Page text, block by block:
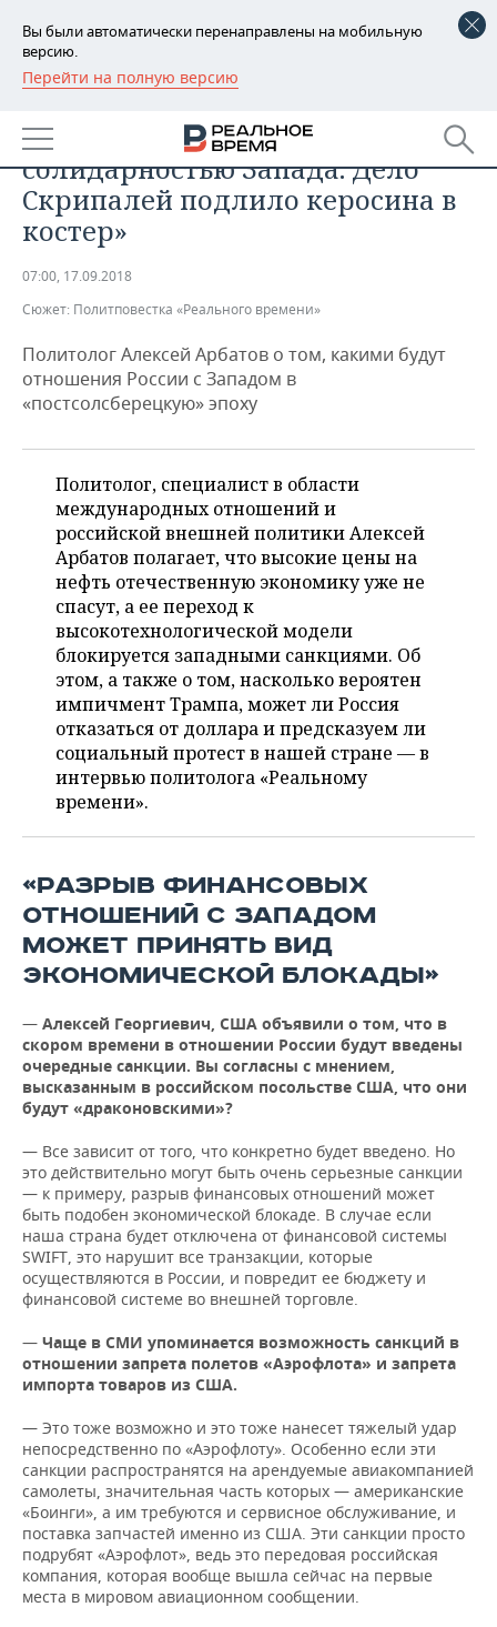
Вы были автоматически перенаправлены на мобильную
версию.
Перейти на полную версию
РЕГИОНЫ
БАШКОРТОСТАН
ТАТАРСТАН
УДМУРТИЯ
НОВОСТИ
АНАЛИТИКА
НОВОСТИ АНАЛИТИКИ
ДЕКЛАРАЦИИ О ДОХОДАХ
ВУЗЫ ТАТАРСТАНА
ТОРГОВЫЕ ЦЕНТРЫ
ЭКОНОМИКА
НОВОСТИ ЭКОНОМИКИ
БАНКИ
ИНВЕСТИЦИИ
ПРОМЫШЛЕННОСТЬ
ПРОМЫШЛЕННОСТИ
АГРОПРОМ
МАШИНОСТРОЕНИЕ
НЕФТЕХИМИЯ
НЕФТЬ
ОПК
ЭНЕРГЕТИКА
НОВОСТИ НЕДВИЖИМОСТИ
АВТО
НОВОСТИ БИЗНЕСА
РОЗНИЧНАЯ ТОРГОВЛЯ
ТРАНСПОРТ
УСЛУГИ
ТЕХНОЛОГИИ
НОВОСТИ ТЕХНОЛОГИЙ
МЕДИА
ТЕЛЕКОММУНИКАЦИИ
МЕРОПРИЯТИЯ
НОВОСТИ МЕРОПРИЯТИЙ
ВЫЕЗДНАЯ РЕДАКЦИЯ
БИЗНЕС-БРАНЧИ
ONLINE-КОНФЕРЕНЦИИ
ОТКРЫТАЯ ЛЕКЦИЯ
СПОРТ
НОВОСТИ СПОРТА
ФУТБОЛ
БАСКЕТБОЛ
КИБЕРСПОРТ
ФИГУРНОЕ КАТАНИЕ
ХОККЕЙ С МЯЧОМ
ОБЩЕСТВО
НОВОСТИ ОБЩЕСТВА
ИНФРАСТРУКТУРА
КУЛЬТУРА
МЕДИЦИНА
ПРОИСШЕСТВИЯ
ФОТОГАЛЕРЕЯ
СЮЖЕТЫ
СПРАВОЧНИК
СПИСОК КОМПАНИЙ
«Мы имеем дело с
солидарностью Запада. Дело
Скрипалей подлило керосина в
костер»
07:00, 17.09.2018
Сюжет: Политповестка «Реального времени»
Политолог Алексей Арбатов о том, какими будут
отношения России с Западом в
«постсолсберецкую» эпоху
Политолог, специалист в области
международных отношений и
российской внешней политики Алексей
Арбатов полагает, что высокие цены на
нефть отечественную экономику уже не
спасут, а ее переход к
высокотехнологической модели
блокируется западными санкциями. Об
этом, а также о том, насколько вероятен
импичмент Трампа, может ли Россия
отказаться от доллара и предсказуем ли
социальный протест в нашей стране — в
интервью политолога «Реальному
времени».
«РАЗРЫВ ФИНАНСОВЫХ
ОТНОШЕНИЙ С ЗАПАДОМ
МОЖЕТ ПРИНЯТЬ ВИД
ЭКОНОМИЧЕСКОЙ БЛОКАДЫ»
— Алексей Георгиевич, США объявили о том, что в
скором времени в отношении России будут введены
очередные санкции. Вы согласны с мнением,
высказанным в российском посольстве США, что они
будут «драконовскими»?
— Все зависит от того, что конкретно будет введено. Но
это действительно могут быть очень серьезные санкции
— к примеру, разрыв финансовых отношений может
быть подобен экономической блокаде. В случае если
наша страна будет отключена от финансовой системы
SWIFT, это нарушит все транзакции, которые
осуществляются в России, и повредит ее бюджету и
финансовой системе во внешней торговле.
— Чаще в СМИ упоминается возможность санкций в
отношении запрета полетов «Аэрофлота» и запрета
импорта товаров из США.
— Это тоже возможно и это тоже нанесет тяжелый удар
непосредственно по «Аэрофлоту». Особенно если эти
санкции распространятся на арендуемые авиакомпанией
самолеты, значительная часть которых — американские
«Боинги», а им требуются и сервисное обслуживание, и
поставка запчастей именно из США. Эти санкции просто
подрубят «Аэрофлот», ведь это передовая российская
компания, которая вообще вышла сейчас на первые
места в мировом авиационном сообщении.